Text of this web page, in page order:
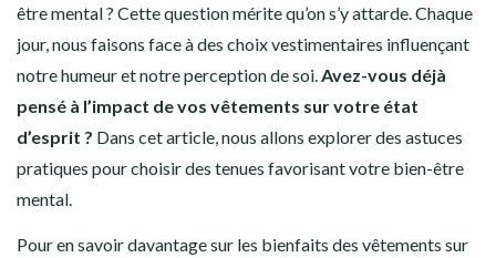
être mental ? Cette question mérite qu’on s’y attarde. Chaque
jour, nous faisons face à des choix vestimentaires influençant
notre humeur et notre perception de soi.Avez-vous déjà
pensé à l’impact de vos vêtements sur votre état
d’esprit ? Dans cet article, nous allons explorer des astuces
pratiques pour choisir des tenues favorisant votre bien-être
mental.
Pour en savoir davantage sur les bienfaits des vêtements sur